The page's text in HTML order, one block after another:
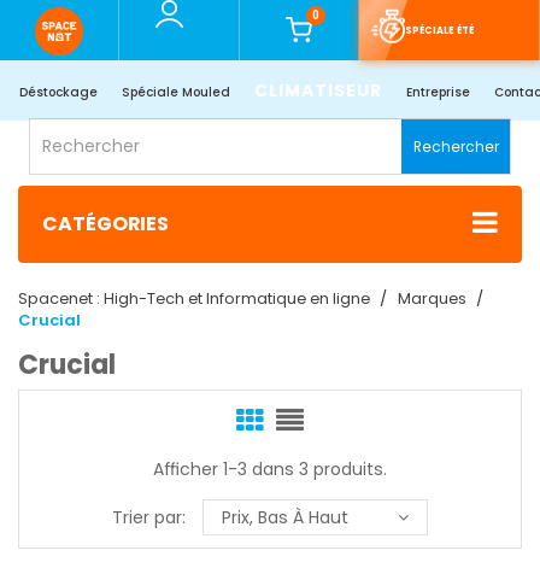
0
SPÉCIALE ÉTÉ
Déstockage Spéciale Mouled CLIMATISEUR Entreprise
Rechercher
CATÉGORIES
Spacenet : High-Tech et Informatique en ligne
Marques
Crucial
Crucial
Afficher 1-3 dans 3 produits.
Trier par:
Prix, Bas À Haut